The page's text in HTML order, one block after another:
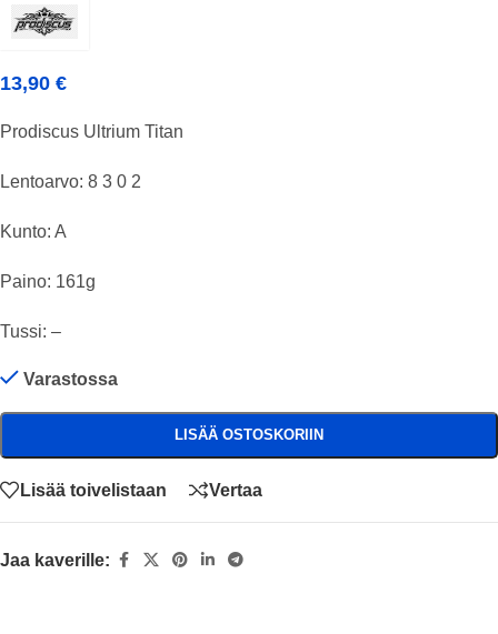
13,90 €
Prodiscus Ultrium Titan
Lentoarvo: 8 3 0 2
Kunto: A
Paino: 161g
Tussi: –
Varastossa
LISÄÄ OSTOSKORIIN
Lisää toivelistaan Vertaa
Jaa kaverille: